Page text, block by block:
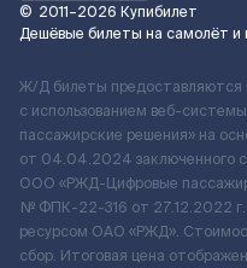
© 2011–2026 Купибилет
Дешёвые билеты на самолёт и
Ж/Д билеты предоставляются
с использованием веб-
пассажирские решения» на
от 04.04.2024 заключенного
ООО «РЖД-Цифровые
№ ФПК-22-316 от 27.12.2022
ресурсом ОАО «РЖД».
сбор. Итоговая цена